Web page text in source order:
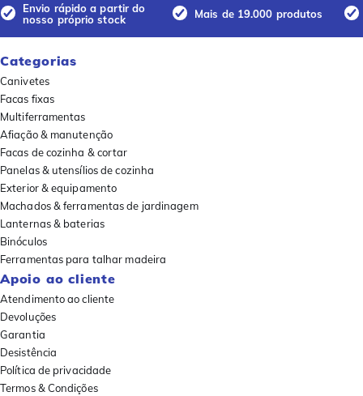
Envio rápido a partir do
nosso próprio stock
Mais de 19.000 produtos
Categorias
Canivetes
Facas fixas
Multiferramentas
Afiação & manutenção
Facas de cozinha & cortar
Panelas & utensílios de cozinha
Exterior & equipamento
Machados & ferramentas de jardinagem
Lanternas & baterias
Binóculos
Ferramentas para talhar madeira
Apoio ao cliente
Atendimento ao cliente
Devoluções
Garantia
Desistência
Política de privacidade
Termos & Condições